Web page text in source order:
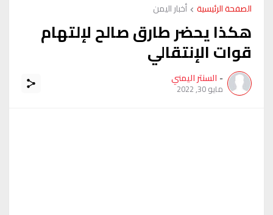
الصفحة الرئيسية أخبار اليمن
هكذا يحضر طارق صالح لإلتهام
قوات الإنتقالي
- السنتر اليمني
مايو 30, 2022